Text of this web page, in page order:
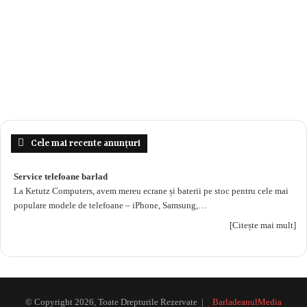
Cele mai recente anunțuri
Service telefoane barlad
La Ketutz Computers, avem mereu ecrane și baterii pe stoc pentru cele mai
populare modele de telefoane – iPhone, Samsung,…
[Citește mai mult]
© Copyright 2026, Toate Drepturile Rezervate | BarladeanulMedia